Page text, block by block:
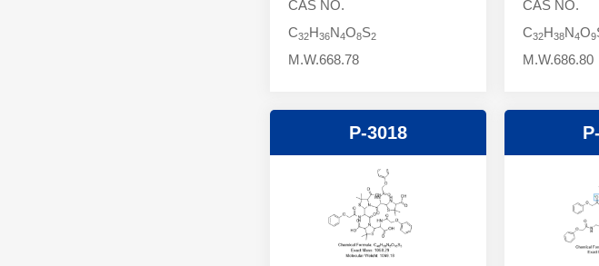
CAS NO.
C32H36N4O8S2
M.W.668.78
CAS NO.
C32H38N4O9
M.W.686.80
P-3018